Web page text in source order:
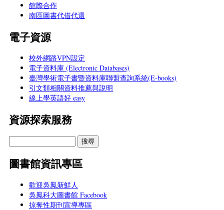
館際合作
南區圖書代借代還
電子資源
校外網路VPN設定
電子資料庫 (Electronic Databases)
臺灣學術電子書暨資料庫聯盟查詢系統(E-books)
引文類相關資料推薦與說明
線上學英語好 easy
資源探索服務
圖書館資訊專區
歡迎吳鳳新鮮人
吳鳳科大圖書館 Facebook
掠奪性期刊宣導專區